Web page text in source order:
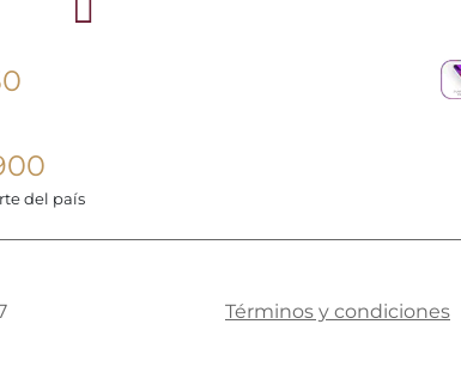
del país
Términos y condiciones